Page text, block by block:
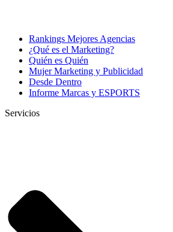
Rankings Mejores Agencias
¿Qué es el Marketing?
Quién es Quién
Mujer Marketing y Publicidad
Desde Dentro
Informe Marcas y ESPORTS
Servicios